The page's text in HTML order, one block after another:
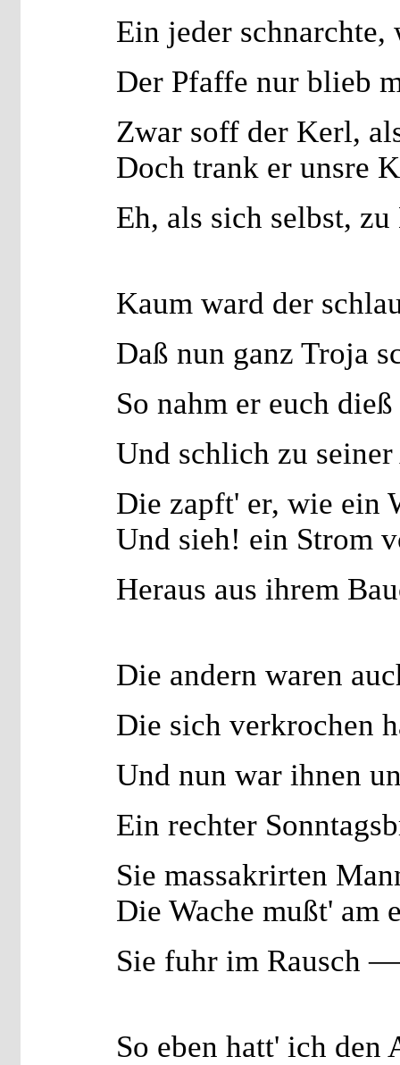
Ein jeder
Der Pfaffe nur blieb
Zwar soff der Kerl,
Doch trank er unsre
Eh, als sich selbst, zu
Kaum ward der
Daß nun ganz Troja
So nahm er euch
Und schlich zu
Die zapft' er, wie ein
Und sieh! ein Strom
Heraus aus ihrem
Die andern waren
Die sich verkrochen
Und nun war ihnen
Ein rechter
Sie massakrirten
Die Wache mußt' am
Sie fuhr im Rausch
So eben hatt' ich